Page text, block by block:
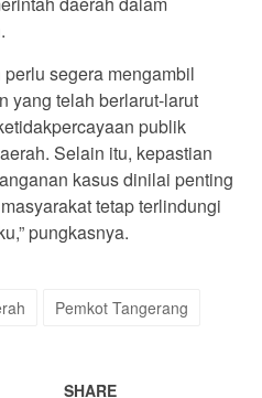
segera mengambil
yang telah berlarut-larut
publik
Selain itu, kepastian
kasus dinilai penting
tetap terlindungi
pungkasnya.
Pemkot Tangerang
SHARE